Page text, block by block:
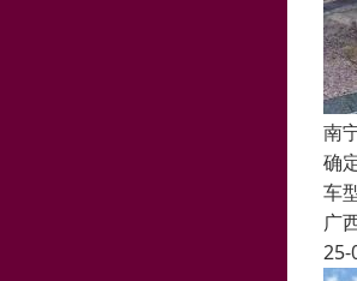
南
确
车
广
25-